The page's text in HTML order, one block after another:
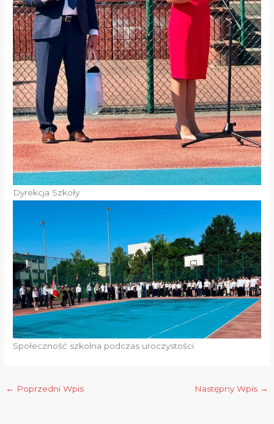
Dyrekcja Szkoły
Społeczność szkolna podczas uroczystości
← Poprzedni Wpis Następny Wpis →